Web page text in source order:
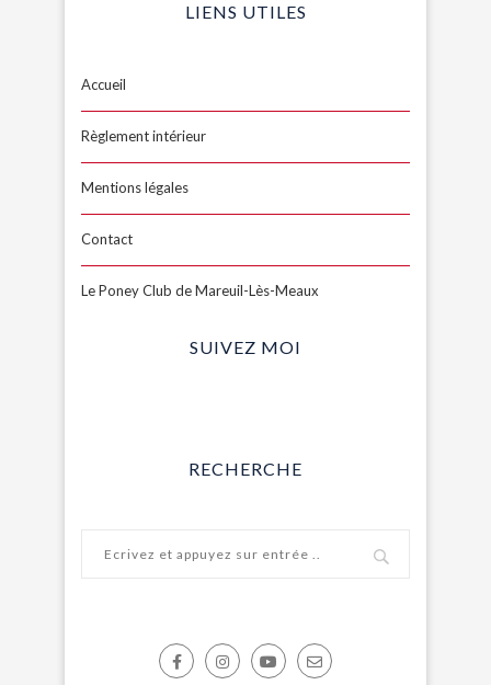
LIENS UTILES
Accueil
Règlement intérieur
Mentions légales
Contact
Le Poney Club de Mareuil-Lès-Meaux
SUIVEZ MOI
RECHERCHE